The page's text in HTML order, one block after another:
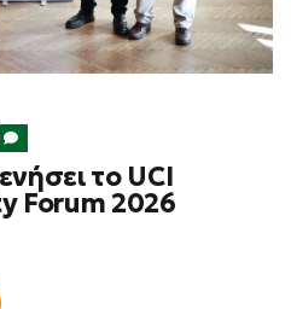
COMMENTS
ON
Η
ΑΘΉΝΑ
ΘΑ
το UCI
Forum 2026